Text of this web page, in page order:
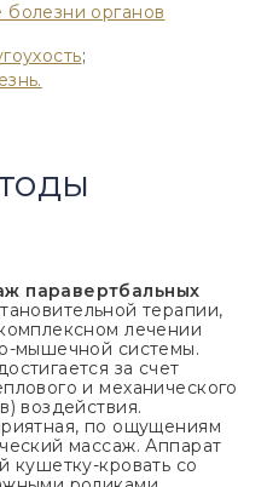
органов
;
паравертбальных
терапии,
лечении
мышечной системы.
за счет
и механического
воздействия.
по ощущениям
массаж. Аппарат
кушетку-кровать со